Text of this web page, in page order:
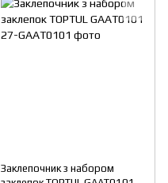
Заклепочник з набором